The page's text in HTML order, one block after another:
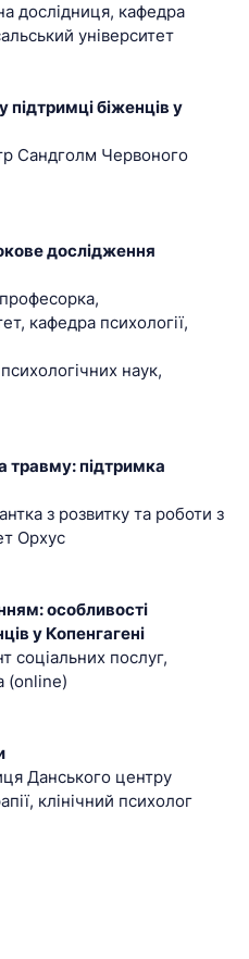
дослідниця, кафедра
університет
біженців у
Сандголм Червоного
дослідження
кафедра психології,
наук,
травму: підтримка
з розвитку та роботи з
Орхус
особливості
у Копенгагені
соціальних послуг,
(online)
Данського центру
клінічний психолог